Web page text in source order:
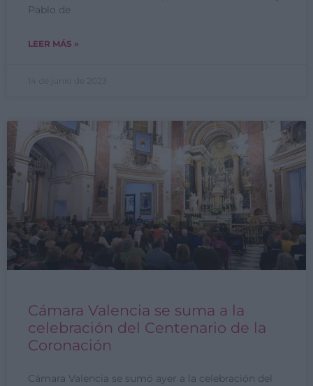
Pablo de
LEER MÁS »
Cámara Valencia se suma a la
celebración del Centenario de la
Coronación
Cámara Valencia se sumó ayer a la celebración del